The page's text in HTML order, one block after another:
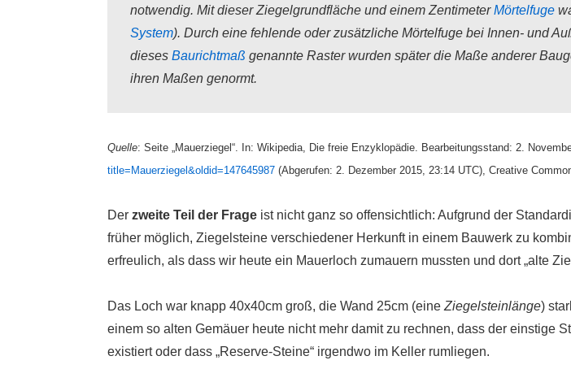
notwendig. Mit dieser Ziegelgrundfläche und einem ZentimeterMörtelfuge
System). Durch eine fehlende oder zusätzliche Mörtelfuge bei Innen- und
dieses Baurichtmaß genannte Raster wurden später die Maße anderer
ihren Maßen genormt.
Quelle: Seite „Mauerziegel“. In: Wikipedia, Die freie Enzyklopädie. Bearbeitungsstand: 2.
title=Mauerziegel&oldid=147645987 (Abgerufen: 2. Dezember 2015, 23:14 UTC), Creative
Der zweite Teil der Frage ist nicht ganz so offensichtlich: Aufgrund der
früher möglich, Ziegelsteine verschiedener Herkunft in einem Bauwerk zu
erfreulich, als dass wir heute ein Mauerloch zumauern mussten und dort „alte
Das Loch war knapp 40x40cm groß, die Wand 25cm (eine Ziegelsteinlänge)
einem so alten Gemäuer heute nicht mehr damit zu rechnen, dass der einstige
existiert oder dass „Reserve-Steine“ irgendwo im Keller rumliegen.